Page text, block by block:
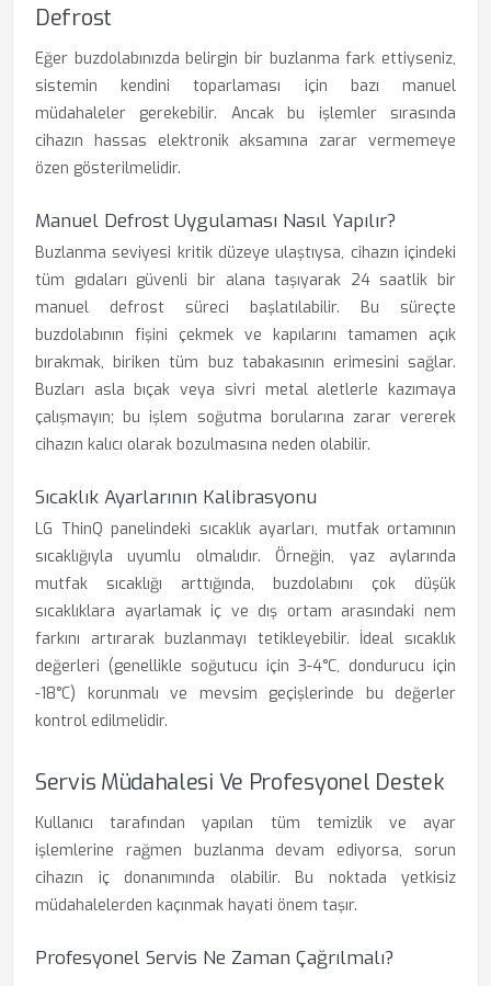
Defrost
Eğer buzdolabınızda belirgin bir buzlanma fark ettiyseniz,
sistemin kendini toparlaması için bazı manuel
müdahaleler gerekebilir. Ancak bu işlemler sırasında
cihazın hassas elektronik aksamına zarar vermemeye
özen gösterilmelidir.
Manuel Defrost Uygulaması Nasıl Yapılır?
Buzlanma seviyesi kritik düzeye ulaştıysa, cihazın içindeki
tüm gıdaları güvenli bir alana taşıyarak 24 saatlik bir
manuel defrost süreci başlatılabilir. Bu süreçte
buzdolabının fişini çekmek ve kapılarını tamamen açık
bırakmak, biriken tüm buz tabakasının erimesini sağlar.
Buzları asla bıçak veya sivri metal aletlerle kazımaya
çalışmayın; bu işlem soğutma borularına zarar vererek
cihazın kalıcı olarak bozulmasına neden olabilir.
Sıcaklık Ayarlarının Kalibrasyonu
LG ThinQ panelindeki sıcaklık ayarları, mutfak ortamının
sıcaklığıyla uyumlu olmalıdır. Örneğin, yaz aylarında
mutfak sıcaklığı arttığında, buzdolabını çok düşük
sıcaklıklara ayarlamak iç ve dış ortam arasındaki nem
farkını artırarak buzlanmayı tetikleyebilir. İdeal sıcaklık
değerleri (genellikle soğutucu için 3-4°C, dondurucu için
-18°C) korunmalı ve mevsim geçişlerinde bu değerler
kontrol edilmelidir.
Servis Müdahalesi Ve Profesyonel Destek
Kullanıcı tarafından yapılan tüm temizlik ve ayar
işlemlerine rağmen buzlanma devam ediyorsa, sorun
cihazın iç donanımında olabilir. Bu noktada yetkisiz
müdahalelerden kaçınmak hayati önem taşır.
Profesyonel Servis Ne Zaman Çağrılmalı?